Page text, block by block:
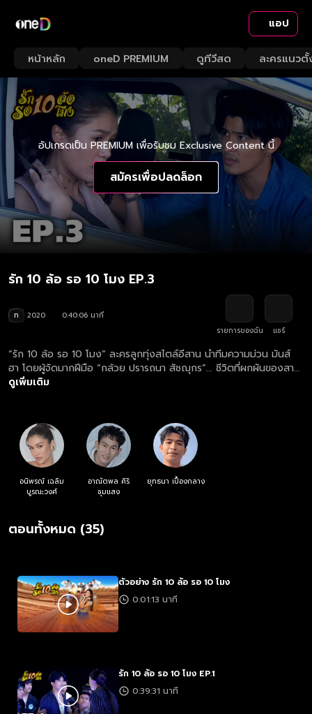
แอป
หน้าหลัก oneD PREMIUM ดูทีวีสด ละครแนวตั้
อัปเกรดเป็น PREMIUM เพื่อรับชม Exclusive Content นี้
สมัครเพื่อปลดล็อก
รัก 10 ล้อ รอ 10 โมง EP.3
ท 2020
0:40:06 นาที
รายการของฉัน
แชร์
“รัก 10 ล้อ รอ 10 โมง” ละครลูกทุ่งสไตล์อีสาน นำทีมความม่วน มันส์
ฮา โดยผู้จัดมากฝีมือ “กล้วย ปรารถนา สัชฌุกร”... ชีวิตที่ผกผันของสาว
เปรี้ยวผู้ใฝ่ฝันอยากเป็นแฟชั่นดีไซเนอร์กลับต้องมาดูแลกิจการเดินรถ
ทุกวิถึทาง... ความม่วนซื่น ขุลมุน พัลวัน ของแก๊งสิบล้อจึงเริ่มต้นขึ้น!
ดูเพิ่มเติม
อนิพรณ์ เฉลิม
บูรณะวงศ์
อาณัตพล ศิริ
ชุมแสง
ยุทธนา เปื้องกลาง
ตอนทั้งหมด (35)
ตัวอย่าง รัก 10 ล้อ รอ 10 โมง
0:01:13 นาที
รัก 10 ล้อ รอ 10 โมง EP.1
0:39:31 นาที